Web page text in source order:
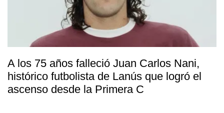
A los 75 años falleció Juan Carlos Nani,
histórico futbolista de Lanús que logró el
ascenso desde la Primera C